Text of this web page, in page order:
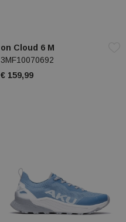
on Cloud 6 M
3MF10070692
€ 159,99